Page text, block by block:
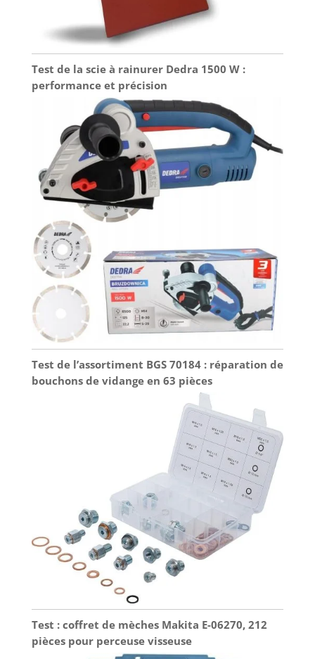
Test de la scie à rainurer Dedra 1500 W :
performance et précision
Test de l’assortiment BGS 70184 : réparation de
bouchons de vidange en 63 pièces
Test : coffret de mèches Makita E-06270, 212
pièces pour perceuse visseuse